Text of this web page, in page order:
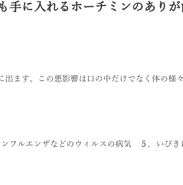
手に入れるホーチミンのあり
ます。この悪影響は口の中だけでなく体の様
ルエンザなどのウィルスの病気 ５．いび